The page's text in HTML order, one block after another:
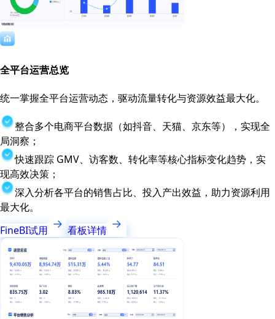
全平台运营总览
统一掌握全平台运营动态，驱动流量转化与资源效益最大化。
整合多个电商平台数据（如抖音、天猫、京东等），实现全
局洞察；
快速跟踪 GMV、访客数、转化率等核心指标变化趋势，实
现高效决策；
深入分析各平台的销售占比、投入产出效益，助力资源利用
最大化。
FineBI试用
看板详情